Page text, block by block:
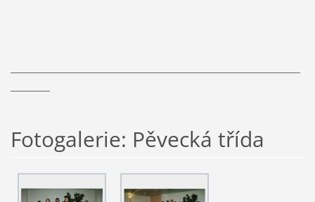
Fotogalerie: Pěvecká třída